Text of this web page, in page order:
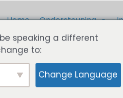
Home Ondersteuning
speaking a different
to:
Change Language